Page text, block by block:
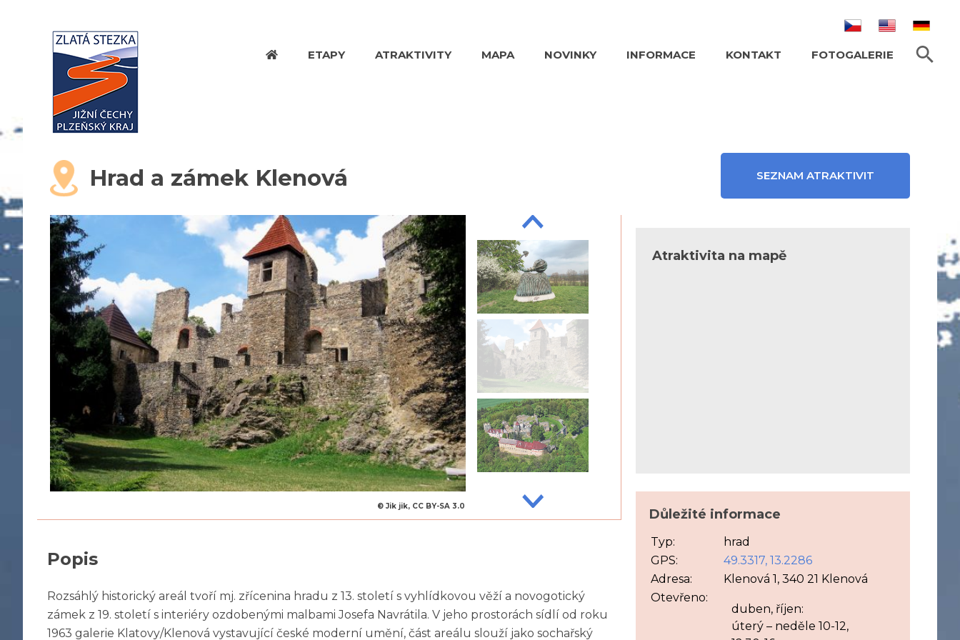
ETAPY ATRAKTIVITY MAPA NOVINKY INFORMACE KONTAKT FOTOGALERIE
HLEDAT TEXT
Hrad a zámek Klenová SEZNAM ATRAKTIVIT
© Jik jik, CC BY-SA 3.0
Popis
Rozsáhlý historický areál tvoří mj. zřícenina hradu z 13. století s vyhlídkovou věží a novogotický
zámek z 19. století s interiéry ozdobenými malbami Josefa Navrátila. V jeho prostorách sídlí od roku
1963 galerie Klatovy/Klenová vystavující české moderní umění, část areálu slouží jako sochařský
Atraktivita na mapě
Důležité informace
Typ:
hrad
GPS:
49.3317, 13.2286
Adresa:
Klenová 1, 340 21 Klenová
Otevřeno:
duben, říjen:
úterý – neděle 10-12,